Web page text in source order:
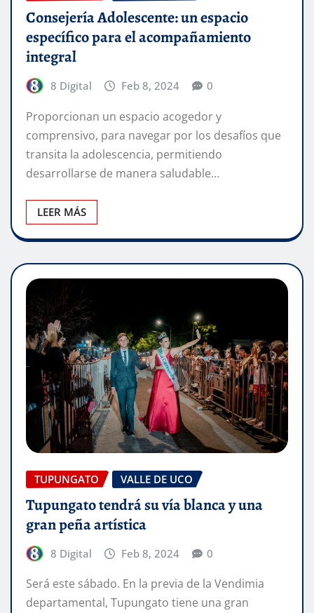
Consejería Adolescente: un espacio
específico para el acompañamiento
integral
8 Digital Feb 8, 2024 0
Proporcionan un espacio acogedor y
comprensivo, para navegar por los desafíos que
transita la adolescencia, permitiendo
desarrollarse de manera saludable…
LEER MÁS
TUPUNGATO VALLE DE UCO
Tupungato tendrá su vía blanca y una
gran peña artística
8 Digital Feb 8, 2024 0
Será este sábado. En la previa de la Vendimia
departamental, Tupungato tiene una gran